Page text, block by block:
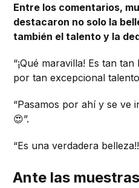
Entre los comentarios,
destacaron no solo la
también el talento y la
“¡Qué maravilla! Es tan
por tan excepcional
“Pasamos por ahí y se ve
😍”.
“Es una verdadera
Ante las